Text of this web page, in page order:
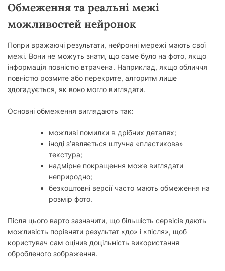
Обмеження та реальні межі
можливостей нейронок
Попри вражаючі результати, нейронні мережі мають свої
межі. Вони не можуть знати, що саме було на фото, якщо
інформація повністю втрачена. Наприклад, якщо обличчя
повністю розмите або перекрите, алгоритм лише
здогадується, як воно могло виглядати.
Основні обмеження виглядають так:
можливі помилки в дрібних деталях;
іноді з’являється штучна «пластикова»
текстура;
надмірне покращення може виглядати
неприродно;
безкоштовні версії часто мають обмеження на
розмір фото.
Після цього варто зазначити, що більшість сервісів дають
можливість порівняти результат «до» і «після», щоб
користувач сам оцінив доцільність використання
обробленого зображення.